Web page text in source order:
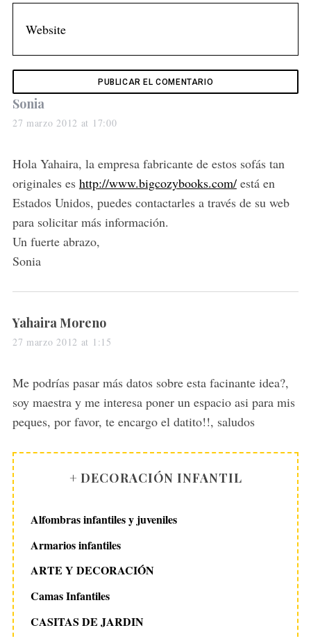
s
a
s
:
Sonia
27 marzo 2012 at 17:00
Hola Yahaira, la empresa fabricante de estos sofás tan
originales es http://www.bigcozybooks.com/está en
Estados Unidos, puedes contactarles a través de su web
para solicitar más información.
Un fuerte abrazo,
Sonia
s
a
s
:
Yahaira Moreno
27 marzo 2012 at 1:15
Me podrías pasar más datos sobre esta facinante idea?,
soy maestra y me interesa poner un espacio asi para mis
peques, por favor, te encargo el datito!!, saludos
+ DECORACIÓN INFANTIL
Alfombras infantiles y juveniles
Armarios infantiles
ARTE Y DECORACIÓN
Camas Infantiles
CASITAS DE JARDIN